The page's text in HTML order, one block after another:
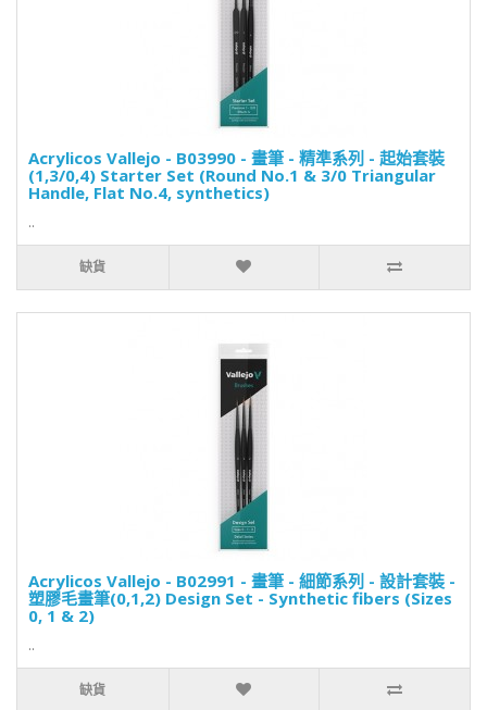
Acrylicos Vallejo - B03990 - 畫筆 - 精準系列 - 起始套裝
(1,3/0,4) Starter Set (Round No.1 & 3/0 Triangular
Handle, Flat No.4, synthetics)
..
缺貨
Acrylicos Vallejo - B02991 - 畫筆 - 細節系列 - 設計套裝 -
塑膠毛畫筆(0,1,2) Design Set - Synthetic fibers (Sizes
0, 1 & 2)
..
缺貨